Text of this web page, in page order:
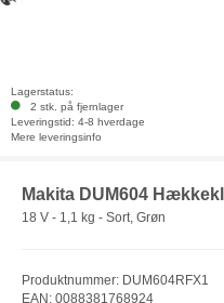
Lagerstatus:
2 stk. på fjernlager
Leveringstid: 4-8 hverdage
Mere leveringsinfo
Makita DUM604
18 V - 1,1 kg - Sort, Grøn
Produktnummer: DUM604RFX1
EAN: 0088381768924